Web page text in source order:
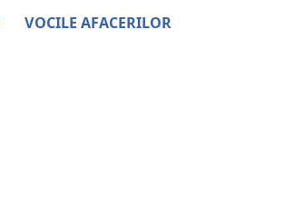
VOCILE AFACERILOR